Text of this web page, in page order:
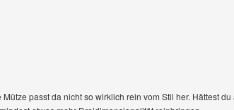
passt da nicht so wirklich rein vom Stil her. Hättest